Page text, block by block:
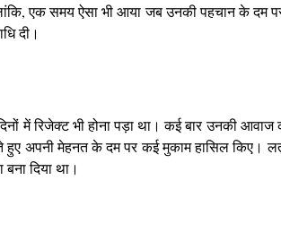
एक समय ऐसा भी आया जब उनकी पहचान के दम पर
दी।
में रिजेक्ट भी होना पड़ा था। कई बार उनकी आवाज
हुए अपनी मेहनत के दम पर कई मुकाम हासिल किए।
दिया था।